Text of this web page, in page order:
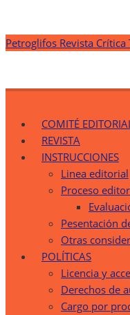
Saltar
Petroglifos Revista
COMITÉ
REVISTA
INSTRUCCIONES
Linea editorial
Proceso
Pesentación
Otras
POLÍTICAS
Licencia y
Derechos de
Cargo por